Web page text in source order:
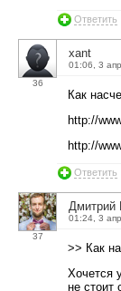
Ответить
36
xant
01:06, 3
Как
http://
http://
Ответить
37
Дмитрий
01:24, 3
>> Как
Хочется
не стоит